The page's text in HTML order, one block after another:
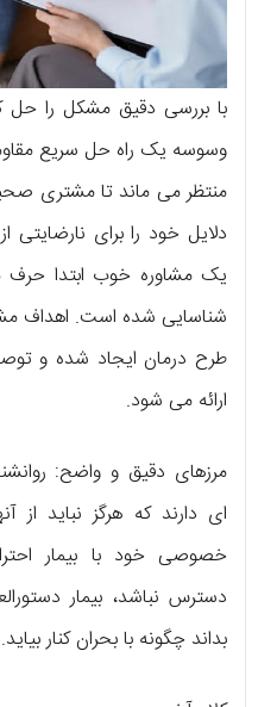
با بررسی دقیق مشکل را حل
وسوسه یک راه حل سریع
منتظر می ماند تا مشتری
دلایل خود را برای
یک مشاوره خوب ابتدا
شناسایی شده است. اهداف
طرح درمان ایجاد شده و
ارائه می شود.
مرزهای دقیق و واضح:
ای دارند که هرگز نباید از
خصوصی خود با بیمار
دسترس نباشد، بیمار
بداند چگونه با بحران کنار بیاید.